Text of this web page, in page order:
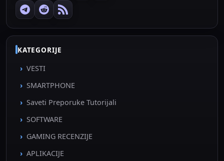
KATEGORIJE
VESTI
SMARTPHONE
Saveti Preporuke Tutorijali
SOFTWARE
GAMING RECENZIJE
APLIKACIJE